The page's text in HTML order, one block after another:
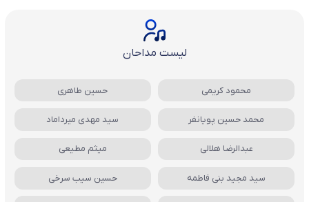
لیست مداحان
محمود کریمی حسین طاهری
محمد حسین پویانفر سید مهدی میرداماد
عبدالرضا هلالی میثم مطیعی
سید مجید بنی فاطمه حسین سیب سرخی